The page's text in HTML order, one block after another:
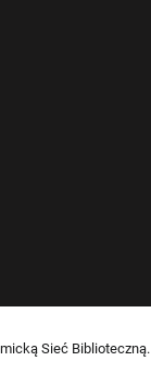
Sieć Biblioteczną.